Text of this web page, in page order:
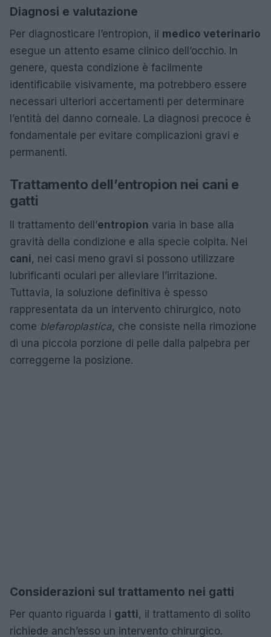
Diagnosi e valutazione
Per diagnosticare l’entropion, il medico veterinario
esegue un attento esame clinico dell’occhio. In
genere, questa condizione è facilmente
identificabile visivamente, ma potrebbero essere
necessari ulteriori accertamenti per determinare
l’entità del danno corneale. La diagnosi precoce è
fondamentale per evitare complicazioni gravi e
permanenti.
Trattamento dell’entropion nei cani e
gatti
Il trattamento dell’entropion varia in base alla
gravità della condizione e alla specie colpita. Nei
cani, nei casi meno gravi si possono utilizzare
lubrificanti oculari per alleviare l’irritazione.
Tuttavia, la soluzione definitiva è spesso
rappresentata da un intervento chirurgico, noto
come blefaroplastica, che consiste nella rimozione
di una piccola porzione di pelle dalla palpebra per
correggerne la posizione.
Considerazioni sul trattamento nei gatti
Per quanto riguarda i gatti, il trattamento di solito
richiede anch’esso un intervento chirurgico.